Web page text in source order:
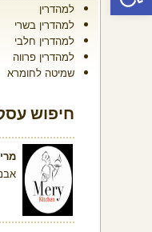
למהדרין
למהדרין בשרי
למהדרין חלבי
למהדרין פרווה
שמיטה לחומרא
חיפוש
אבני